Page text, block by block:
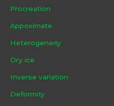
Procreation
Appoximate
Heterogeneity
Dry ice
Inverse variation
Deformity